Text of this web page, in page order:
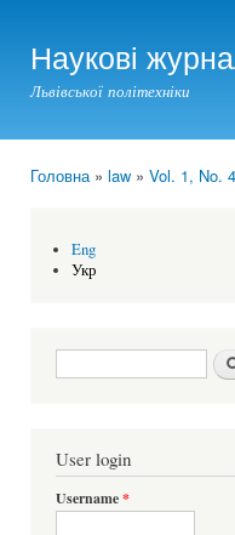
Наукові
Львівської політехніки
Головна» law » Vol. 1, No.
Eng
Укр
Search form
User login
Username*